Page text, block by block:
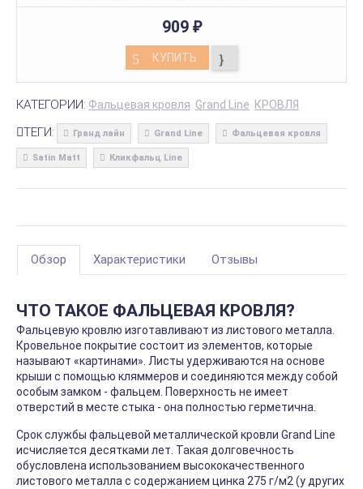
909 ₽
КУПИТЬ
КАТЕГОРИИ: Фальцевая кровля Grand Line КРОВЛЯ
ТЕГИ: Гранд лайн Grand Line Фальцевая кровля
Satin Мatt Кликфальц Line
Обзор Характеристики Отзывы
ЧТО ТАКОЕ ФАЛЬЦЕВАЯ КРОВЛЯ?
Фальцевую кровлю изготавливают из листового металла.
Кровельное покрытие состоит из элементов, которые
называют «картинами». Листы удерживаются на основе
крыши с помощью кляммеров и соединяются между собой
особым замком - фальцем. Поверхность не имеет
отверстий в месте стыка - она полностью герметична.
Срок службы фальцевой металлической кровли Grand Line
исчисляется десятками лет. Такая долговечность
обусловлена использованием высококачественного
листового металла с содержанием цинка 275 г/м2 (у других